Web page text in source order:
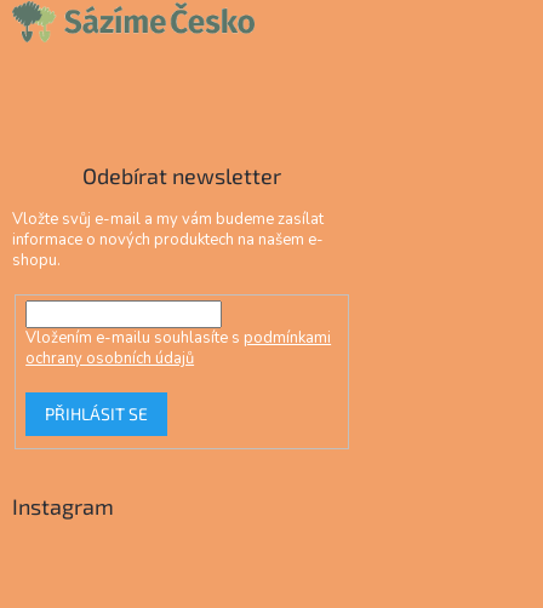
Odebírat newsletter
Vložte svůj e-mail a my vám budeme zasílat
informace o nových produktech na našem e-
shopu.
Vložením e-mailu souhlasíte s podmínkami
ochrany osobních údajů
PŘIHLÁSIT SE
Instagram